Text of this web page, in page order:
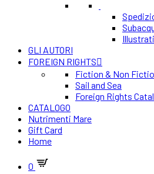
Illustrati
GLI AUTORI
FOREIGN RIGHTS
Fiction & Non
Sail and Sea
Foreign Rights
CATALOGO
Nutrimenti Mare
Gift Card
Home
0